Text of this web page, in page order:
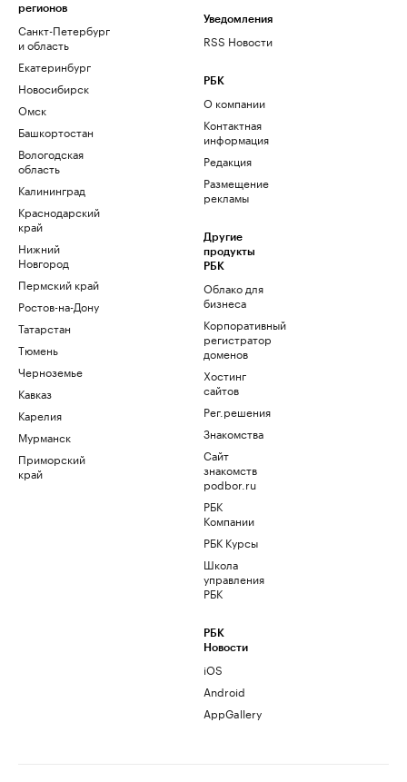
регионов
Санкт-Петербург
и область
Екатеринбург
Новосибирск
Омск
Башкортостан
Вологодская
область
Калининград
Краснодарский
край
Нижний
Новгород
Пермский край
Ростов-на-Дону
Татарстан
Тюмень
Черноземье
Кавказ
Карелия
Мурманск
Приморский
край
Уведомления
RSS Новости
РБК
О компании
Контактная
информация
Редакция
Размещение
рекламы
Другие
продукты
РБК
Облако для
бизнеса
Корпоративный
регистратор
доменов
Хостинг
сайтов
Рег.решения
Знакомства
Сайт
знакомств
podbor.ru
РБК
Компании
РБК Курсы
Школа
управления
РБК
РБК
Новости
iOS
Android
AppGallery